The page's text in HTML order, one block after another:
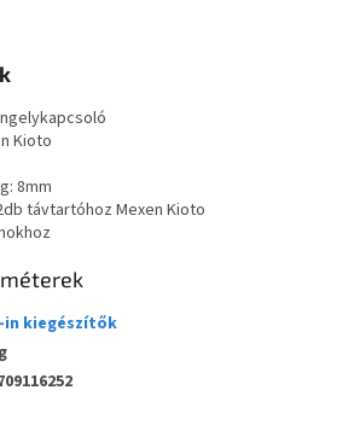
Kioto
8mm
távtartóhoz Mexen Kioto
in kiegészítők